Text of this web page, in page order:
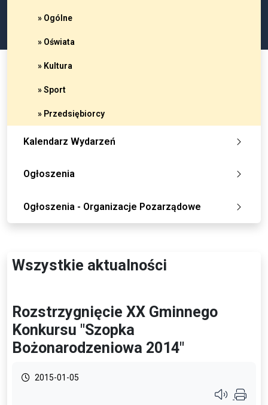
» Ogólne
» Oświata
» Kultura
» Sport
» Przedsiębiorcy
Kalendarz Wydarzeń
Ogłoszenia
Ogłoszenia - Organizacje Pozarządowe
Wszystkie aktualności
Rozstrzygnięcie XX Gminnego
Konkursu "Szopka
Bożonarodzeniowa 2014"
2015-01-05
Przycisk